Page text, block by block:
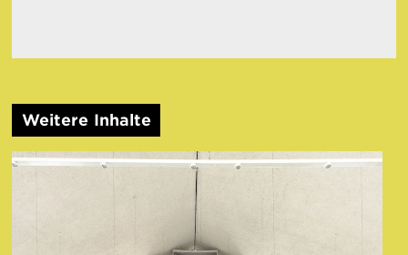
Weitere Inhalte